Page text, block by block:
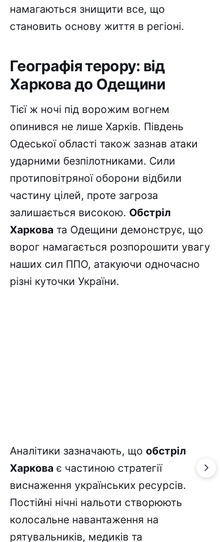
намагаються знищити все, що
становить основу життя в регіоні.
Географія терору: від
Харкова до Одещини
Тієї ж ночі під ворожим вогнем
опинився не лише Харків. Південь
Одеської області також зазнав атаки
ударними безпілотниками. Сили
протиповітряної оборони відбили
частину цілей, проте загроза
залишається високою. Обстріл
Харкова та Одещини демонструє, що
ворог намагається розпорошити увагу
наших сил ППО, атакуючи одночасно
різні куточки України.
Аналітики зазначають, що обстріл
Харкова є частиною стратегії
виснаження українських ресурсів.
Постійні нічні нальоти створюють
колосальне навантаження на
рятувальників, медиків та